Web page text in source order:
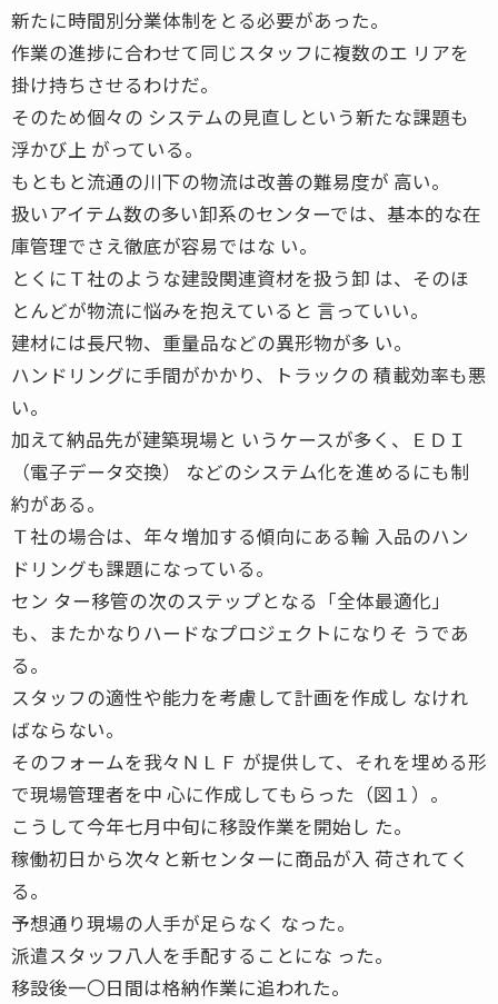
新たに時間別分業体制をとる必要があった。
作業の進捗に合わせて同じスタッフに複数のエ リアを
掛け持ちさせるわけだ。
そのため個々の システムの見直しという新たな課題も
浮かび上 がっている。
もともと流通の川下の物流は改善の難易度が 高い。
扱いアイテム数の多い卸系のセンターでは、基本的な在
庫管理でさえ徹底が容易ではな い。
とくにＴ社のような建設関連資材を扱う卸 は、そのほ
とんどが物流に悩みを抱えていると 言っていい。
建材には長尺物、重量品などの異形物が多 い。
ハンドリングに手間がかかり、トラックの 積載効率も悪
い。
加えて納品先が建築現場と いうケースが多く、ＥＤＩ
（電子データ交換） などのシステム化を進めるにも制
約がある。
Ｔ社の場合は、年々増加する傾向にある輸 入品のハン
ドリングも課題になっている。
セン ター移管の次のステップとなる「全体最適化」
も、またかなりハードなプロジェクトになりそ うであ
る。
スタッフの適性や能力を考慮して計画を作成し なけれ
ばならない。
そのフォームを我々ＮＬＦ が提供して、それを埋める形
で現場管理者を中 心に作成してもらった（図１）。
こうして今年七月中旬に移設作業を開始し た。
稼働初日から次々と新センターに商品が入 荷されてく
る。
予想通り現場の人手が足らなく なった。
派遣スタッフ八人を手配することにな った。
移設後一〇日間は格納作業に追われた。